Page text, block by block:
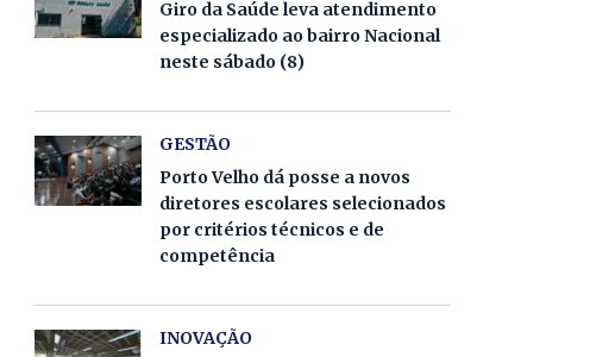
Giro da Saúde leva atendimento
especializado ao bairro Nacional
neste sábado (8)
GESTÃO
Porto Velho dá posse a novos
diretores escolares selecionados
por critérios técnicos e de
competência
INOVAÇÃO